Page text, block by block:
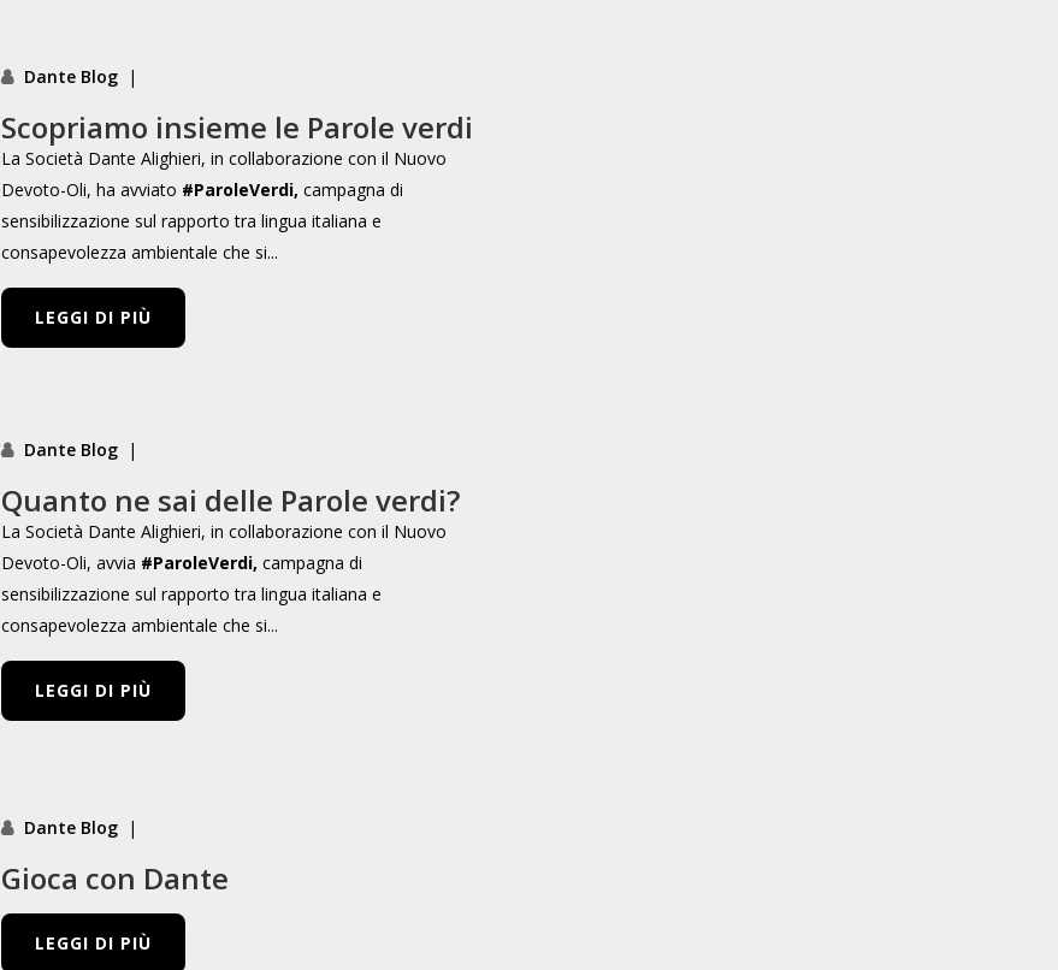
Dante Blog |
Scopriamo insieme le Parole verdi
La Società Dante Alighieri, in collaborazione con il Nuovo
Devoto-Oli, ha avviato #ParoleVerdi, campagna di
sensibilizzazione sul rapporto tra lingua italiana e
consapevolezza ambientale che si...
LEGGI DI PIÙ
Dante Blog |
Quanto ne sai delle Parole verdi?
La Società Dante Alighieri, in collaborazione con il Nuovo
Devoto-Oli, avvia #ParoleVerdi, campagna di
sensibilizzazione sul rapporto tra lingua italiana e
consapevolezza ambientale che si...
LEGGI DI PIÙ
Dante Blog |
Gioca con Dante
LEGGI DI PIÙ